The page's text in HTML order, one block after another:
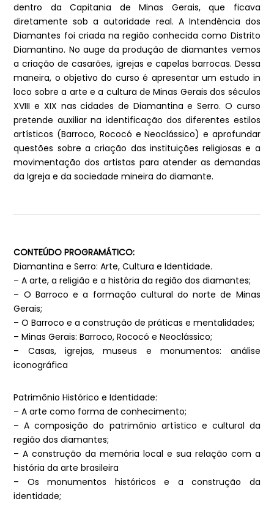
dentro da Capitania de Minas Gerais, que ficava
diretamente sob a autoridade real. A Intendência dos
Diamantes foi criada na região conhecida como Distrito
Diamantino. No auge da produção de diamantes vemos
a criação de casarões, igrejas e capelas barrocas. Dessa
maneira, o objetivo do curso é apresentar um estudo in
loco sobre a arte e a cultura de Minas Gerais dos séculos
XVIII e XIX nas cidades de Diamantina e Serro. O curso
pretende auxiliar na identificação dos diferentes estilos
artísticos (Barroco, Rococó e Neoclássico) e aprofundar
questões sobre a criação das instituições religiosas e a
movimentação dos artistas para atender as demandas
da Igreja e da sociedade mineira do diamante.
CONTEÚDO PROGRAMÁTICO:
Diamantina e Serro: Arte, Cultura e Identidade.
– A arte, a religião e a história da região dos diamantes;
– O Barroco e a formação cultural do norte de Minas
Gerais;
– O Barroco e a construção de práticas e mentalidades;
– Minas Gerais: Barroco, Rococó e Neoclássico;
– Casas, igrejas, museus e monumentos: análise
iconográfica
Patrimônio Histórico e Identidade:
– A arte como forma de conhecimento;
– A composição do patrimônio artístico e cultural da
região dos diamantes;
– A construção da memória local e sua relação com a
história da arte brasileira
– Os monumentos históricos e a construção da
identidade;